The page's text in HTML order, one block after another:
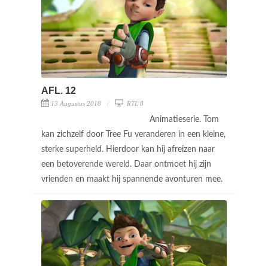
AFL. 12
13 Augustus 2018 RTL 8
Animatieserie. Tom
kan zichzelf door Tree Fu veranderen in een kleine,
sterke superheld. Hierdoor kan hij afreizen naar
een betoverende wereld. Daar ontmoet hij zijn
vrienden en maakt hij spannende avonturen mee.